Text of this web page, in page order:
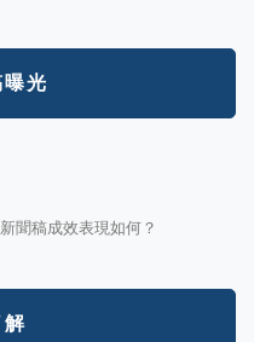
光
聞稿成效表現如何？